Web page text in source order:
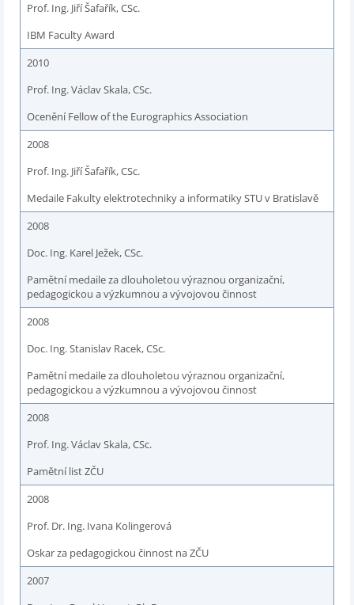
Prof. Ing. Jiří Šafařík, CSc.
IBM Faculty Award
2010
Prof. Ing. Václav Skala, CSc.
Ocenění Fellow of the Eurographics Association
2008
Prof. Ing. Jiří Šafařík, CSc.
Medaile Fakulty elektrotechniky a informatiky STU v Bratislavě
2008
Doc. Ing. Karel Ježek, CSc.
Pamětní medaile za dlouholetou výraznou organizační,
pedagogickou a výzkumnou a vývojovou činnost
2008
Doc. Ing. Stanislav Racek, CSc.
Pamětní medaile za dlouholetou výraznou organizační,
pedagogickou a výzkumnou a vývojovou činnost
2008
Prof. Ing. Václav Skala, CSc.
Pamětní list ZČU
2008
Prof. Dr. Ing. Ivana Kolingerová
Oskar za pedagogickou činnost na ZČU
2007